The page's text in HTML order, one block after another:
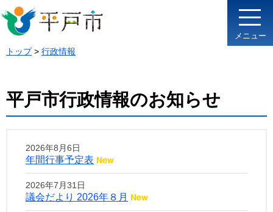
メニュー
トップ> 行政情報
平戸市行政情報のお知らせ
2026年8月6日
年間行事予定表
2026年7月31日
議会だより 2026年８月